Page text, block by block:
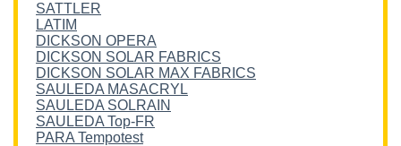
SATTLER
LATIM
DICKSON OPERA
DICKSON SOLAR FABRICS
DICKSON SOLAR MAX FABRICS
SAULEDA MASACRYL
SAULEDA SOLRAIN
SAULEDA Top-FR
PARA Tempotest